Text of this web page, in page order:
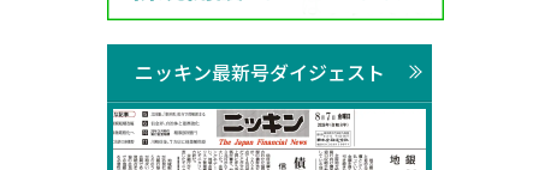
ニッキン最新号ダイジェスト